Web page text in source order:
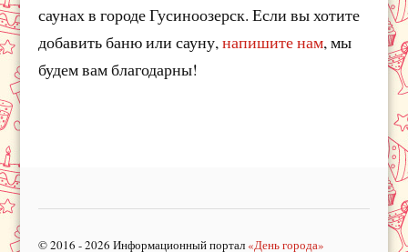
саунах в городе Гусиноозерск. Если вы хотите
добавить баню или сауну,напишите нам, мы
будем вам благодарны!
© 2016 - 2026 Информационный портал «День города»